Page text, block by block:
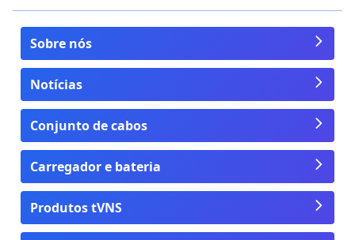
Sobre nós
Notícias
Conjunto de cabos
Carregador e bateria
Produtos tVNS